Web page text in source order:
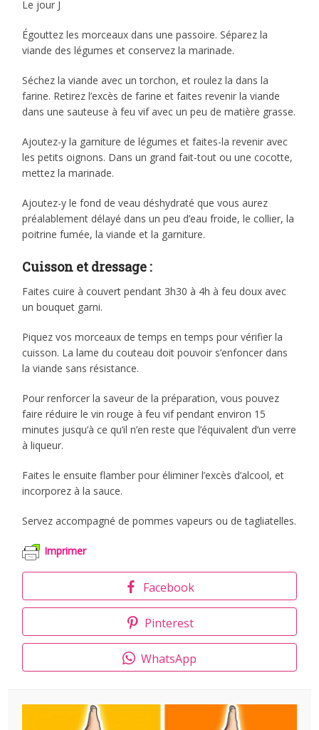
Le jour J
Égouttez les morceaux dans une passoire. Séparez la
viande des légumes et conservez la marinade.
Séchez la viande avec un torchon, et roulez la dans la
farine. Retirez l’excès de farine et faites revenir la viande
dans une sauteuse à feu vif avec un peu de matière grasse.
Ajoutez-y la garniture de légumes et faites-la revenir avec
les petits oignons. Dans un grand fait-tout ou une cocotte,
mettez la marinade.
Ajoutez-y le fond de veau déshydraté que vous aurez
préalablement délayé dans un peu d’eau froide, le collier, la
poitrine fumée, la viande et la garniture.
Cuisson et dressage :
Faites cuire à couvert pendant 3h30 à 4h à feu doux avec
un bouquet garni.
Piquez vos morceaux de temps en temps pour vérifier la
cuisson. La lame du couteau doit pouvoir s’enfoncer dans
la viande sans résistance.
Pour renforcer la saveur de la préparation, vous pouvez
faire réduire le vin rouge à feu vif pendant environ 15
minutes jusqu’à ce qu’il n’en reste que l’équivalent d’un verre
à liqueur.
Faites le ensuite flamber pour éliminer l’excès d’alcool, et
incorporez à la sauce.
Servez accompagné de pommes vapeurs ou de tagliatelles.
Imprimer
Facebook
Pinterest
WhatsApp